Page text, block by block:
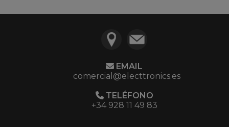
EMAIL
comercial@electtronics.es
TELÉFONO
+34 928 11 49 83